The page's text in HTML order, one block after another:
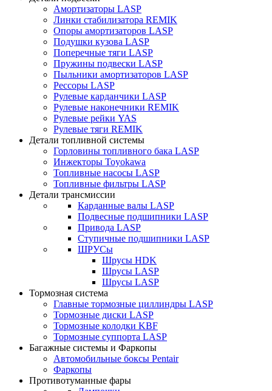
Амортизаторы LASP
Линки стабилизатора REMIK
Опоры амортизаторов LASP
Подушки кузова LASP
Поперечные тяги LASP
Пружины подвески LASP
Пыльники амортизаторов LASP
Рессоры LASP
Рулевые карданчики LASP
Рулевые наконечники REMIK
Рулевые рейки YAS
Рулевые тяги REMIK
Детали топливной системы
Горловины топливного бака LASP
Инжекторы Toyokawa
Топливные насосы LASP
Топливные фильтры LASP
Детали трансмиссии
Карданные валы LASP
Подвесные подшипники LASP
Привода LASP
Ступичные подшипники LASP
ШРУСы
Шрусы HDK
Шрусы LASP
Шрусы LASP
Тормозная система
Главные тормозные циллиндры LASP
Тормозные диски LASP
Тормозные колодки KBF
Тормозные суппорта LASP
Багажные системы и Фаркопы
Автомобильные боксы Pentair
Фаркопы
Противотуманные фары